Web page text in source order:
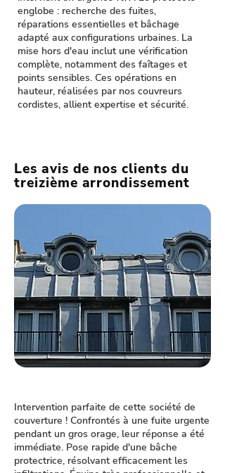
englobe : recherche des fuites,
réparations essentielles et bâchage
adapté aux configurations urbaines. La
mise hors d'eau inclut une vérification
complète, notamment des faîtages et
points sensibles. Ces opérations en
hauteur, réalisées par nos couvreurs
cordistes, allient expertise et sécurité.
Les avis de nos clients du
treizième arrondissement
Intervention parfaite de cette société de
couverture ! Confrontés à une fuite urgente
pendant un gros orage, leur réponse a été
immédiate. Pose rapide d'une bâche
protectrice, résolvant efficacement les